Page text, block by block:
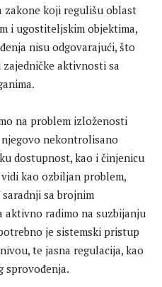
zakone koji regulišu oblast
i ugostiteljskim objektima,
nisu odgovarajući, što
aktivnosti sa
na problem izloženosti
nekontrolisano
dostupnost, kao i činjenicu
kao ozbiljan problem,
saradnji sa brojnim
aktivno radimo na suzbijanju
je sistemski pristup
te jasna regulacija, kao
sprovođenja.